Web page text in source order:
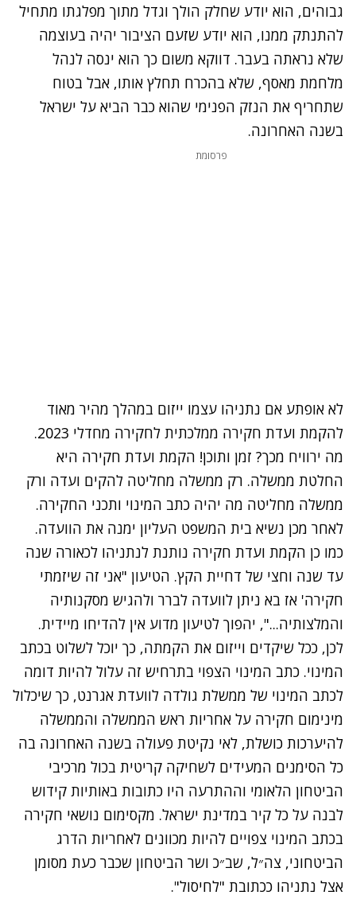
גבוהים, הוא יודע שחלק הולך וגדל מתוך מפלגתו מתחיל
להתנתק ממנו, הוא יודע שזעם הציבור יהיה בעוצמה
שלא נראתה בעבר. דווקא משום כך הוא ינסה לנהל
מלחמת מאסף, שלא בהכרח תחלץ אותו, אבל בטוח
שתחריף את הנזק הפנימי שהוא כבר הביא על ישראל
בשנה האחרונה.
פרסומת
לא אופתע אם נתניהו עצמו ייזום במהלך מהיר מאוד
להקמת ועדת חקירה ממלכתית לחקירה מחדלי 2023.
מה ירוויח מכך? זמן ותוכן! הקמת ועדת חקירה היא
החלטת ממשלה. רק ממשלה מחליטה להקים ועדה ורק
ממשלה מחליטה מה יהיה כתב המינוי ותכני החקירה.
לאחר מכן נשיא בית המשפט העליון ימנה את הוועדה.
כמו כן הקמת ועדת חקירה נותנת לנתניהו לכאורה שנה
עד שנה וחצי של דחיית הקץ. הטיעון "אני זה שיזמתי
חקירה' אז בא ניתן לוועדה לברר ולהגיש מסקנותיה
והמלצותיה...", יהפוך לטיעון מדוע אין להדיחו מיידית.
לכן, ככל שיקדים וייזום את הקמתה, כך יוכל לשלוט בכתב
המינוי. כתב המינוי הצפוי בתרחיש זה עלול להיות דומה
לכתב המינוי של ממשלת גולדה לוועדת אגרנט, כך שיכלול
מינימום חקירה על אחריות ראש הממשלה והממשלה
להיערכות כושלת, לאי נקיטת פעולה בשנה האחרונה בה
כל הסימנים המעידים לשחיקה קריטית בכול מרכיבי
הביטחון הלאומי וההתרעה היו כתובות באותיות קידוש
לבנה על כל קיר במדינת ישראל. מקסימום נושאי חקירה
בכתב המינוי צפויים להיות מכוונים לאחריות הדרג
הביטחוני, צה״ל, שב״כ ושר הביטחון שכבר כעת מסומן
אצל נתניהו ככתובת "לחיסול".